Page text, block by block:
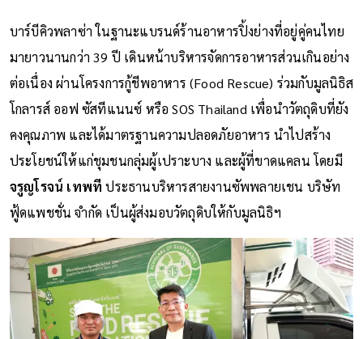
บาร์บีคิวพลาซ่า ในฐานะแบรนด์ร้านอาหารปิ้งย่างที่อยู่คู่คนไทย
มายาวนานกว่า 39 ปี เดินหน้าบริหารจัดการอาหารส่วนเกินอย่าง
ต่อเนื่อง ผ่านโครงการกู้ชีพอาหาร (Food Rescue) ร่วมกับมูลนิธิส
โกลารส์ ออฟ ซัสทีแนนซ์ หรือ SOS Thailand เพื่อนำวัตถุดิบที่ยัง
คงคุณภาพ และได้มาตรฐานความปลอดภัยอาหาร นำไปสร้าง
ประโยชน์ให้แก่ชุมชนกลุ่มผู้เปราะบาง และผู้ที่ขาดแคลน โดยมี
จรูญโรจน์ เทพที ประธานบริหารสายงานซัพพลายเชน บริษัท
ฟู้ดแพชชั่น จำกัด เป็นผู้ส่งมอบวัตถุดิบให้กับมูลนิธิฯ